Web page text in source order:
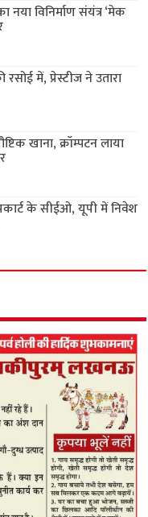
नया विनिर्माण संयंत्र ‘मेक
में, प्रेस्टीज ने उतारा
खाना, क्रॉम्पटन लाया
के सीईओ, यूपी में निवेश